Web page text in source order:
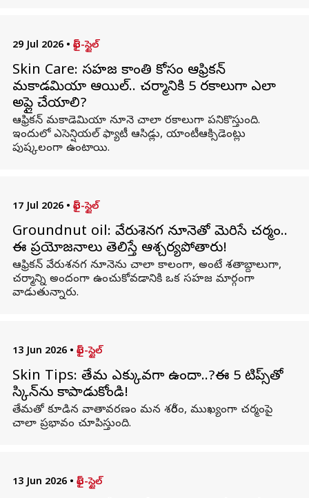
29 Jul 2026 • లైఫ్-స్టైల్
Skin Care: సహజ కాంతి కోసం ఆఫ్రికన్
మకాడమియా ఆయిల్‌.. చర్మానికి 5 రకాలుగా ఎలా
అప్లై చేయాలి?
ఆఫ్రికన్ మకాడెమియా నూనె చాలా రకాలుగా పనికొస్తుంది.
ఇందులో ఎసెన్షియల్ ఫ్యాటీ ఆసిడ్లు, యాంటీఆక్సిడెంట్లు
పుష్కలంగా ఉంటాయి.
17 Jul 2026 • లైఫ్-స్టైల్
Groundnut oil: వేరుశెనగ నూనెతో మెరిసే చర్మం..
ఈ ప్రయోజనాలు తెలిస్తే ఆశ్చర్యపోతారు!
ఆఫ్రికన్ వేరుశనగ నూనెను చాలా కాలంగా, అంటే శతాబ్దాలుగా,
చర్మాన్ని అందంగా ఉంచుకోవడానికి ఒక సహజ మార్గంగా
వాడుతున్నారు.
13 Jun 2026 • లైఫ్-స్టైల్
Skin Tips: తేమ ఎక్కువగా ఉందా..?ఈ 5 టిప్స్‌తో
స్కిన్‌ను కాపాడుకోండి!
తేమతో కూడిన వాతావరణం మన శరీరం, ముఖ్యంగా చర్మంపై
చాలా ప్రభావం చూపిస్తుంది.
13 Jun 2026 • లైఫ్-స్టైల్